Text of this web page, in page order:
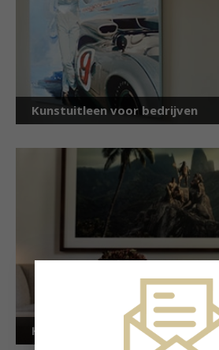
Kunstuitleen voor bedrijven
Kunstuitleen voor particulieren